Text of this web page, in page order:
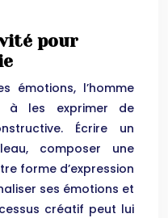
pour
émotions, l’homme
à les exprimer de
Écrire un
composer une
forme d’expression
ses émotions et
créatif peut lui